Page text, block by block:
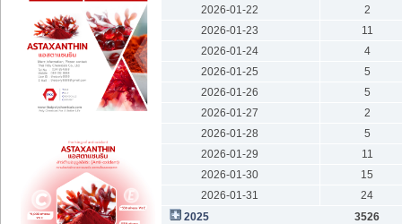
2026-01-22
2
2026-01-23
11
2026-01-24
4
2026-01-25
5
2026-01-26
5
2026-01-27
2
2026-01-28
5
2026-01-29
11
2026-01-30
15
2026-01-31
24
2025
3526